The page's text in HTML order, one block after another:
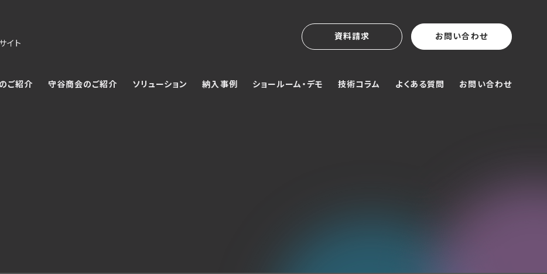
イト
資料請求 お問い合わせ
ご紹介 守谷商会のご紹介 ソリューション 納入事例 ショールーム・デモ 技術コラム よくある質問 お問い合わせ